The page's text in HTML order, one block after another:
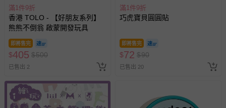
滿1件9折
香港 TOLO - 【好朋友系列】
熊熊不倒翁 啟蒙開發玩具
即將售完
$405 $500
已售出 2
滿1件9折
巧虎寶貝圓圓貼
即將售完
$72 $90
已售出 20